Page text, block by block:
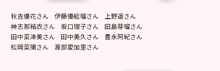
秋吉優花さん 伊藤優絵瑠さん 上野遥さん
神志那結衣さん 坂口理子さん 田島芽瑠さん
田中菜津美さん 田中美久さん 豊永阿紀さん
松岡菜摘さん 渡部愛加里さん